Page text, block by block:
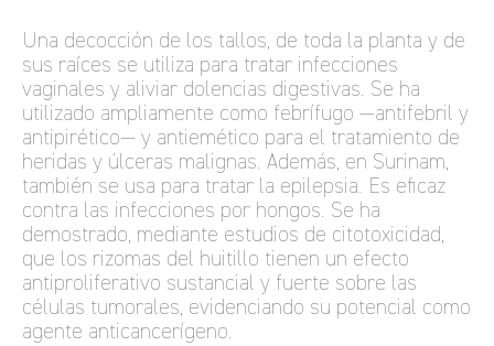
Una decocción de los tallos, de toda la planta y de
sus raíces se utiliza para tratar infecciones
vaginales y aliviar dolencias digestivas. Se ha
utilizado ampliamente como febrífugo —antifebril y
antipirético— y antiemético para el tratamiento de
heridas y úlceras malignas. Además, en Surinam,
también se usa para tratar la epilepsia. Es eficaz
contra las infecciones por hongos. Se ha
demostrado, mediante estudios de citotoxicidad,
que los rizomas del huitillo tienen un efecto
antiproliferativo sustancial y fuerte sobre las
células tumorales, evidenciando su potencial como
agente anticancerígeno.